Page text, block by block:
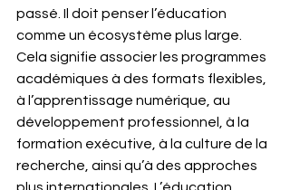
passé. Il doit penser l’éducation
comme un écosystème plus large.
Cela signifie associer les programmes
académiques à des formats flexibles,
à l’apprentissage numérique, au
développement professionnel, à la
formation exécutive, à la culture de la
recherche, ainsi qu’à des approches